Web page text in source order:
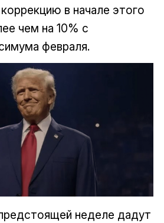
в начале этого
чем на 10% с
февраля.
неделе дадут